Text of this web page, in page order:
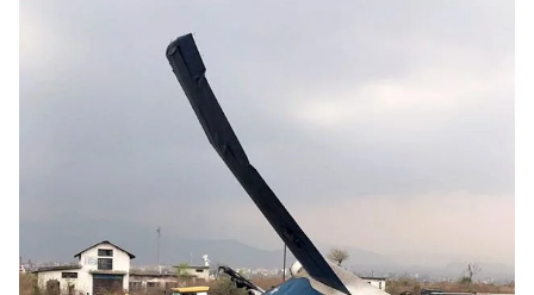
Đài Truyền hình Việt Nam
Thời báo VTV
Giấy phép hoạt động báo in và báo điện tử số 483/GP-BTTTT
cấp ngày 29/12/2023
Tổng Biên tập:Vũ Thanh Thủy